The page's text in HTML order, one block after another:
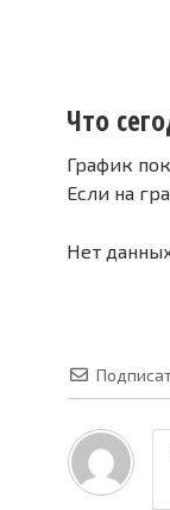
Что
График
Если на
Нет